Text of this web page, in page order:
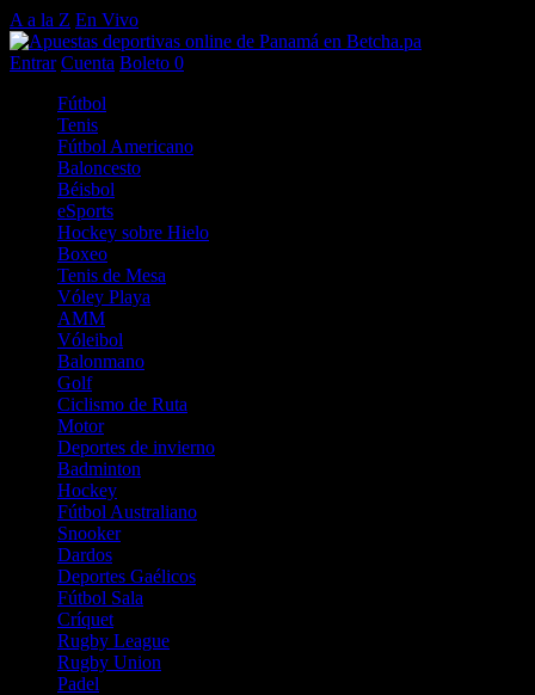
A a la Z En Vivo
Entrar Cuenta Boleto 0
Fútbol
Tenis
Fútbol Americano
Baloncesto
Béisbol
eSports
Hockey sobre Hielo
Boxeo
Tenis de Mesa
Vóley Playa
AMM
Vóleibol
Balonmano
Golf
Ciclismo de Ruta
Motor
Deportes de invierno
Badminton
Hockey
Fútbol Australiano
Snooker
Dardos
Deportes Gaélicos
Fútbol Sala
Críquet
Rugby League
Rugby Union
Padel